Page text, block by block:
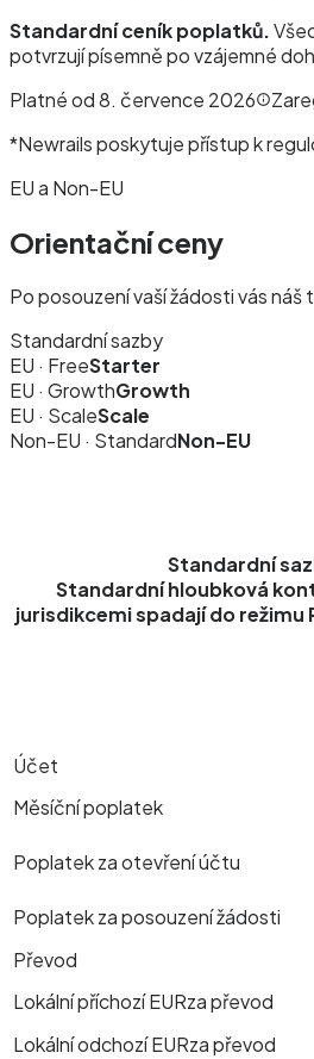
Standardní ceník poplatků.
potvrzují písemně po vzájemné
Platné od 8. července 2026
*Newrails poskytuje přístup k
EU a Non-EU
Orientační ceny
Po posouzení vaší žádosti vás
Standardní sazby
EU · FreeStarter
EU · GrowthGrowth
EU · ScaleScale
Non-EU · StandardNon-EU
Standardní
Standardní hloubková
jurisdikcemi spadají do režimu
Účet
Měsíční poplatek
Poplatek za otevření účtu
Poplatek za posouzení žádosti
Převod
Lokální příchozí EURza převod
Lokální odchozí EURza převod